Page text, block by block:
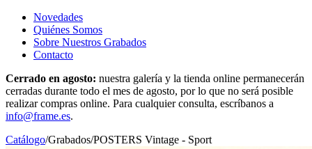
Novedades
Quiénes Somos
Sobre Nuestros Grabados
Contacto
Cerrado en agosto: nuestra galería y la tienda online permanecerán
cerradas durante todo el mes de agosto, por lo que no será posible
realizar compras online. Para cualquier consulta, escríbanos a
info@frame.es.
Catálogo/Grabados/POSTERS Vintage - Sport